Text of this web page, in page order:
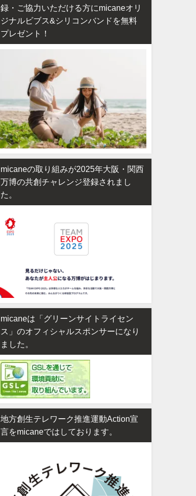
録・ご協力いただける方にmicaneオリ
ジナルビブス&シリコンバンドを無料
プレゼント！
micaneの取り組みが2025年大阪・関西
万博の共創チャレンジ登録されまし
た。
micaneは「グリーンサイトライセン
ス」のオフィシャルスポンサーになり
ました。
地方創生テレワーク推進運動Action宣
言をmicaneではしております。